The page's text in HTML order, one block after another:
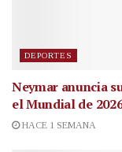
DEPORTES
Neymar anuncia
el Mundial de
HACE 1 SEMANA